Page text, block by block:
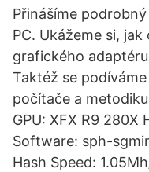
Přinášíme
PC. Ukážeme si,
grafického
Taktéž se
počítače a
GPU: XFX R9 280X
Software: sph-
Hash Speed: